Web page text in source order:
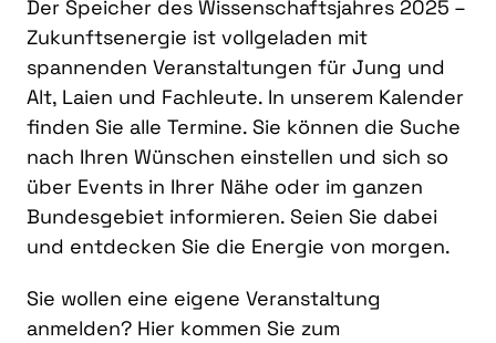
Der Speicher des Wissenschaftsjahres 2025 –
Zukunftsenergie ist vollgeladen mit
spannenden Veranstaltungen für Jung und
Alt, Laien und Fachleute. In unserem Kalender
finden Sie alle Termine. Sie können die Suche
nach Ihren Wünschen einstellen und sich so
über Events in Ihrer Nähe oder im ganzen
Bundesgebiet informieren. Seien Sie dabei
und entdecken Sie die Energie von morgen.
Sie wollen eine eigene Veranstaltung
anmelden? Hier kommen Sie zum